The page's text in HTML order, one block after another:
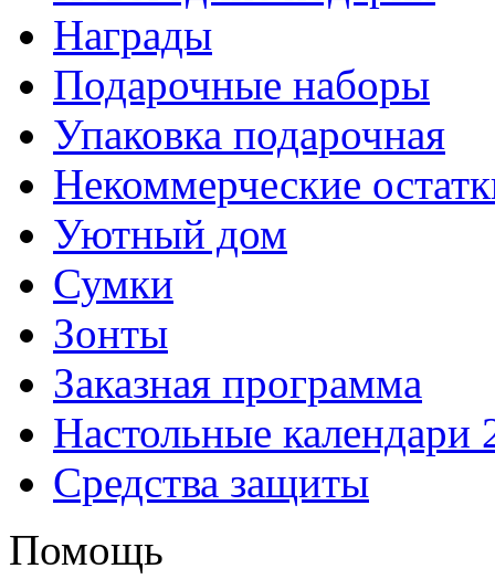
Награды
Подарочные наборы
Упаковка подарочная
Некоммерческие
Уютный дом
Сумки
Зонты
Заказная программа
Настольные календари
Средства защиты
Помощь